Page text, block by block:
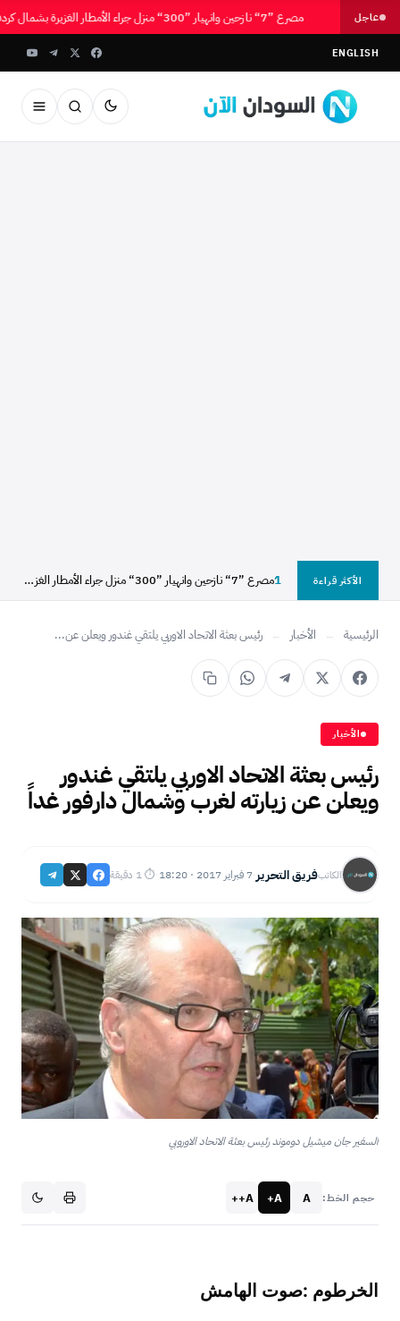
عاجل مصرع ”7“ نازحين وانهيار ”300“ منزل جراء الأمطار الغزيرة بشمال كردفان
ENGLISH
الأكثر قراءة 1 مصرع ”7“ نازحين وانهيار ”300“ منزل جراء الأمطار الغزيرة...
الرئيسية ← الأخبار ← رئيس بعثة الاتحاد الاوربي يلتقي غندور ويعلن عن...
الأخبار
رئيس بعثة الاتحاد الاوربي يلتقي غندور
ويعلن عن زيارته لغرب وشمال دارفور غداً
الكاتبفريق التحرير·7 فبراير 2017 · 18:20 ·⏱ 1 دقيقة
السفير جان ميشيل دوموند رئيس بعثة الاتحاد الاوروبي
حجم الخط: A
A+
A++
الخرطوم :صوت الهامش